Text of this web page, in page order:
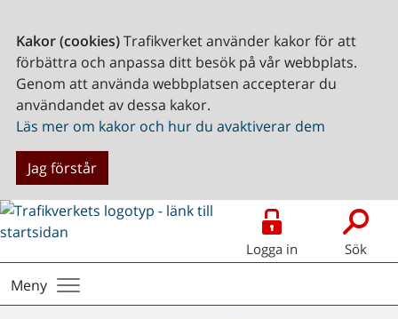
Kakor (cookies)Trafikverket använder kakor för att
förbättra och anpassa ditt besök på vår webbplats.
Genom att använda webbplatsen accepterar du
användandet av dessa kakor.
Läs mer om kakor och hur du avaktiverar dem
Jag förstår
Logga in Sök
Meny